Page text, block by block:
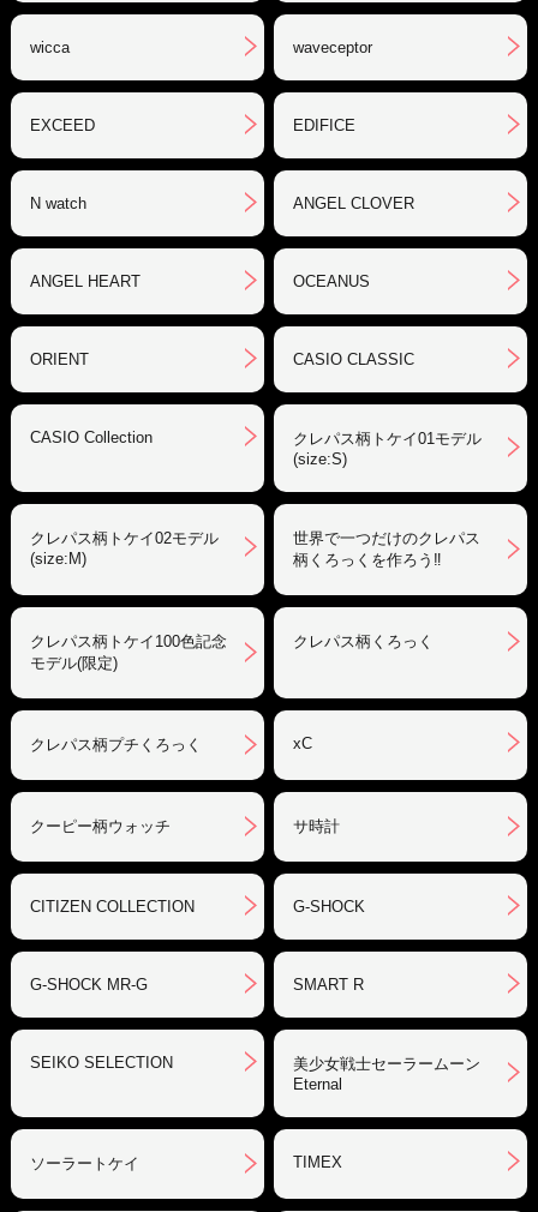
wicca waveceptor
EXCEED EDIFICE
N watch ANGEL CLOVER
ANGEL HEART OCEANUS
ORIENT CASIO CLASSIC
CASIO Collection
クレパス柄トケイ01モデル
(size:S)
クレパス柄トケイ02モデル
(size:M)
世界で一つだけのクレパス
柄くろっくを作ろう‼︎
クレパス柄トケイ100色記念
モデル(限定)
クレパス柄くろっく
クレパス柄プチくろっく xC
クーピー柄ウォッチ サ時計
CITIZEN COLLECTION G-SHOCK
G-SHOCK MR-G SMART R
SEIKO SELECTION
美少女戦士セーラームーン
Eternal
ソーラートケイ TIMEX